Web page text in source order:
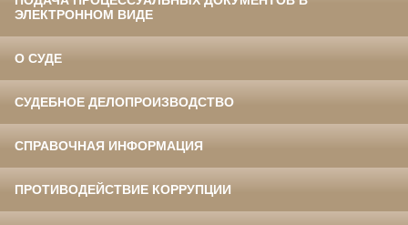
ЭЛЕКТРОННОМ ВИДЕ
О СУДЕ
СУДЕБНОЕ ДЕЛОПРОИЗВОДСТВО
СПРАВОЧНАЯ ИНФОРМАЦИЯ
ПРОТИВОДЕЙСТВИЕ КОРРУПЦИИ